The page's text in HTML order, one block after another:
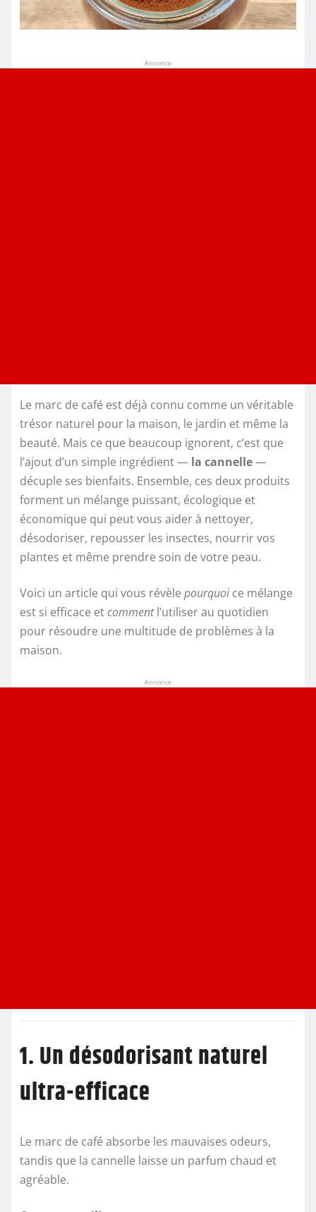
Annonce
Le marc de café est déjà connu comme un véritable
trésor naturel pour la maison, le jardin et même la
beauté. Mais ce que beaucoup ignorent, c’est que
l’ajout d’un simple ingrédient — la cannelle—
décuple ses bienfaits. Ensemble, ces deux produits
forment un mélange puissant, écologique et
économique qui peut vous aider à nettoyer,
désodoriser, repousser les insectes, nourrir vos
plantes et même prendre soin de votre peau.
Voici un article qui vous révèle pourquoi ce mélange
est si efficace etcommentl’utiliser au quotidien
pour résoudre une multitude de problèmes à la
maison.
Annonce
1. Un désodorisant naturel
ultra-efficace
Le marc de café absorbe les mauvaises odeurs,
tandis que la cannelle laisse un parfum chaud et
agréable.